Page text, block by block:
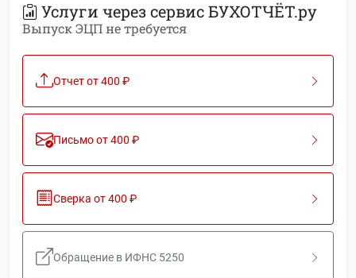
Услуги через сервис БУХОТЧЁТ.ру
Выпуск ЭЦП не требуется
Отчет от 400 ₽
Письмо от 400 ₽
Сверка от 400 ₽
Обращение в ИФНС 5250